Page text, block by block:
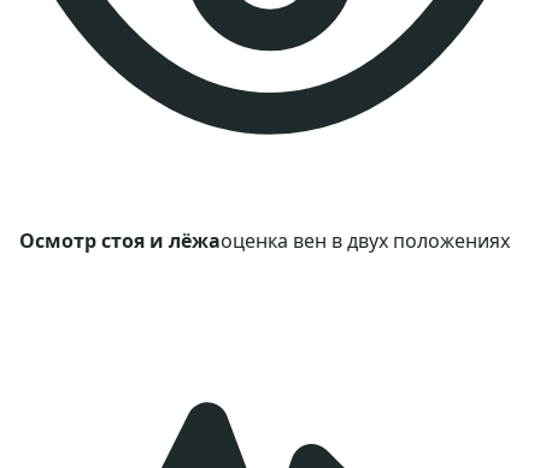
Осмотр стоя и лёжаоценка вен в двух положениях